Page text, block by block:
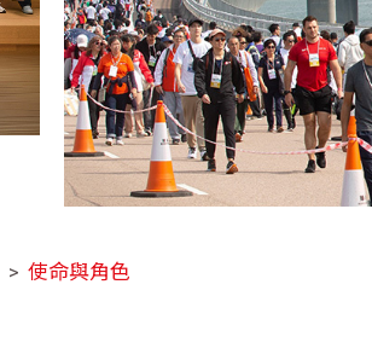
使命與角色